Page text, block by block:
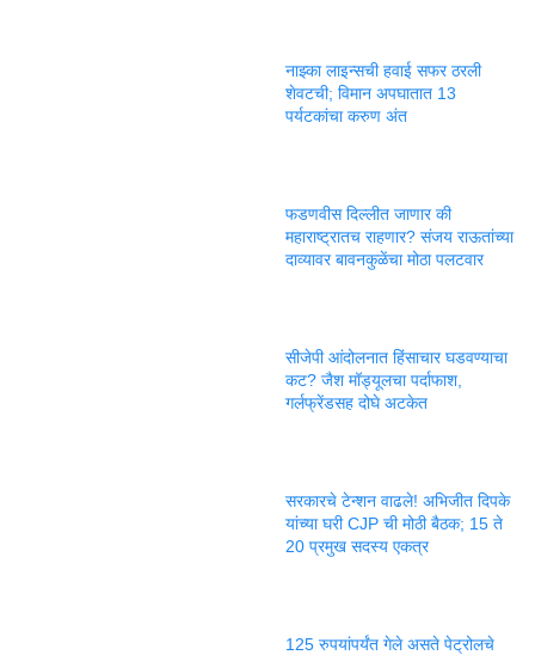
नाझ्का लाइन्सची हवाई सफर ठरली
शेवटची; विमान अपघातात 13
पर्यटकांचा करुण अंत
फडणवीस दिल्लीत जाणार की
महाराष्ट्रातच राहणार? संजय राऊतांच्या
दाव्यावर बावनकुळेंचा मोठा पलटवार
सीजेपी आंदोलनात हिंसाचार घडवण्याचा
कट? जैश मॉड्यूलचा पर्दाफाश,
गर्लफ्रेंडसह दोघे अटकेत
सरकारचे टेन्शन वाढले! अभिजीत दिपके
यांच्या घरी CJP ची मोठी बैठक; 15 ते
20 प्रमुख सदस्य एकत्र
125 रुपयांपर्यंत गेले असते पेट्रोलचे